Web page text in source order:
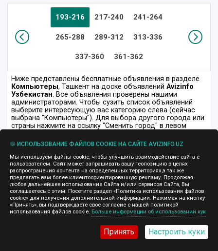
193-216 217-240 241-264
265-288 289-312 313-336
337-360 361-362
Ниже представлены бесплатные объявления в разделе
Компьютеры, Ташкент на доске объявлений Avizinfo
Узбекистан. Все объявления проверены нашими
администраторами. Чтобы сузить список объявлений
выберите интересующую вас категорию слева (сейчас
выбрана "Компьютеры"). Для выбора другого города или
страны нажмите на ссылку "Сменить город" в левом
🍪 ИСПОЛЬЗОВАНИЕ ФАЙЛОВ COOKIE НА САЙТЕ AVIZINFO.UZ
Мы используем файлы cookie, чтобы улучшить взаимодействие сайта с
пользователем. Сайт может запрашивать вашу геопозицию в целях
распространения контента на определенных территориях,а так же
предлагать вам более клиентоориентированную рекламу. Продолжая
любое дальнейшее использование Сайта и/или сервисов Сайта, Вы
соглашаетесь с этим. Посетите раздел «Политика использования файлов
cookie» для получения дополнительной информации. Нажимая на кнопку
«Принять», вы подтверждаете свое согласие с нашей политикой
использования файлов cookie. Больше информации об использовании кук
Принять Настроить куки